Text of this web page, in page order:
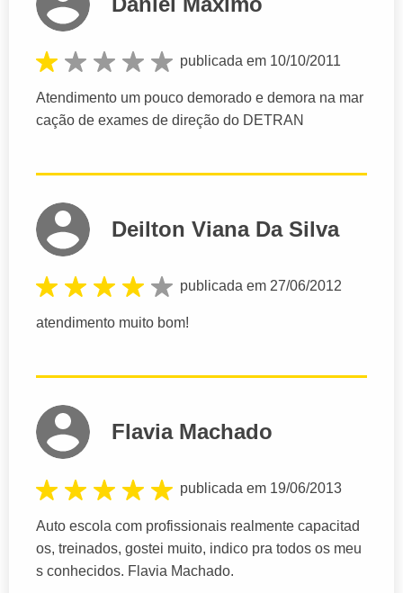
publicada em 10/10/2011
Atendimento um pouco demorado e demora na mar
cação de exames de direção do DETRAN
Deilton Viana Da Silva
publicada em 27/06/2012
atendimento muito bom!
Flavia Machado
publicada em 19/06/2013
Auto escola com profissionais realmente capacitad
os, treinados, gostei muito, indico pra todos os meu
s conhecidos. Flavia Machado.